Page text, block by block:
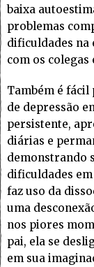
baixa
problemas
dificuldades na
com os colegas
Também é fácil
de depressão
persistente,
diárias e
demonstrando
dificuldades
faz uso da
uma
nos piores
pai, ela se
em sua